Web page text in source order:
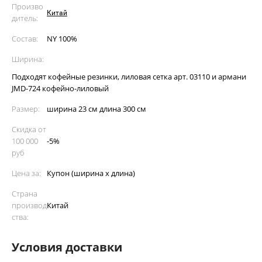
Произво
дитель:
Китай
Состав:
NY 100%
Ширина:
Подходят кофейные резинки, лиловая сетка арт. 03110 и армани
JMD-724 кофейно-лиловый
Размер:
ширина 23 см длина 300 см
Скидка от
100 000
руб
-5%
Цена за:
Купон (ширина х длина)
Страна
производ
ства:
Китай
Условия доставки